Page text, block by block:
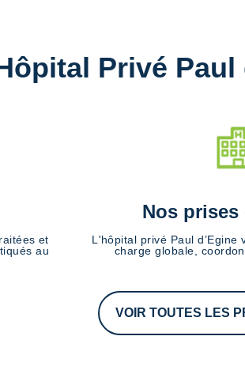
Privé Paul
et
au
Nos prises
L'hôpital privé Paul d’Egine
charge globale,
VOIR TOUTES LES